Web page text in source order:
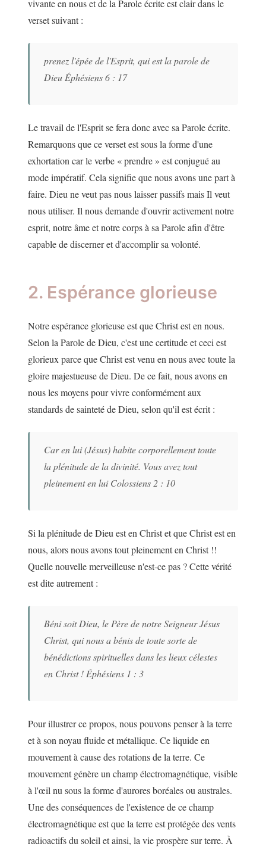
vivante en nous et de la Parole écrite est clair dans le
verset suivant :
prenez l'épée de l'Esprit, qui est la parole de
Dieu Éphésiens 6 : 17
Le travail de l'Esprit se fera donc avec sa Parole écrite.
Remarquons que ce verset est sous la forme d'une
exhortation car le verbe « prendre » est conjugué au
mode impératif. Cela signifie que nous avons une part à
faire. Dieu ne veut pas nous laisser passifs mais Il veut
nous utiliser. Il nous demande d'ouvrir activement notre
esprit, notre âme et notre corps à sa Parole afin d'être
capable de discerner et d'accomplir sa volonté.
2. Espérance glorieuse
Notre espérance glorieuse est que Christ est en nous.
Selon la Parole de Dieu, c'est une certitude et ceci est
glorieux parce que Christ est venu en nous avec toute la
gloire majestueuse de Dieu. De ce fait, nous avons en
nous les moyens pour vivre conformément aux
standards de sainteté de Dieu, selon qu'il est écrit :
Car en lui (Jésus) habite corporellement toute
la plénitude de la divinité. Vous avez tout
pleinement en lui Colossiens 2 : 10
Si la plénitude de Dieu est en Christ et que Christ est en
nous, alors nous avons tout pleinement en Christ !!
Quelle nouvelle merveilleuse n'est-ce pas ? Cette vérité
est dite autrement :
Béni soit Dieu, le Père de notre Seigneur Jésus
Christ, qui nous a bénis de toute sorte de
bénédictions spirituelles dans les lieux célestes
en Christ ! Éphésiens 1 : 3
Pour illustrer ce propos, nous pouvons penser à la terre
et à son noyau fluide et métallique. Ce liquide en
mouvement à cause des rotations de la terre. Ce
mouvement génère un champ électromagnétique, visible
à l'œil nu sous la forme d'aurores boréales ou australes.
Une des conséquences de l'existence de ce champ
électromagnétique est que la terre est protégée des vents
radioactifs du soleil et ainsi, la vie prospère sur terre. À